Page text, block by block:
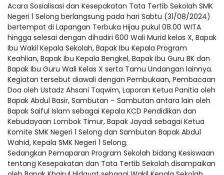
Acara Sosialisasi dan Kesepakatan Tata Tertib Sekolah SMK
Negeri 1 Selong berlangsung pada hari Sabtu (31/08/2024)
bertempat di Lapangan Terbuka Hijau pukul 08.00 WITA
hingga selesai dengan dihadiri 600 Wali Murid kelas X, Bapak
Ibu Wakil Kepala Sekolah, Bapak Ibu Kepala Program
Keahlian, Bapak Ibu Kepala Bengkel, Bapak Ibu Guru BK dan
Bapak Ibu Guru Wali Kelas X serta Tamu Undangan lainnya.
Kegiatan tersebut diawali dengan Pembukaan, Pembacaan
Doa oleh Ustadz Ahsani Taqwim, Laporan Ketua Panitia oleh
Bapak Abdul Basir, Sambutan – Sambutan antara lain oleh
Bapak Saiful Islam sebagai Kepala KCD Pendidikan dan
Kebudayaan Lombok Timur, Bapak Jayadi sebagai Ketua
Komite SMK Negeri 1 Selong dan Sambutan Bapak Abdul
Wahid, Kepala SMK Negeri 1 Selong.
Sedangkan Pemaparan Program Sekolah bidang Kesiswaan
tentang Kesepakatan dan Tata Tertib Sekolah disampaikan